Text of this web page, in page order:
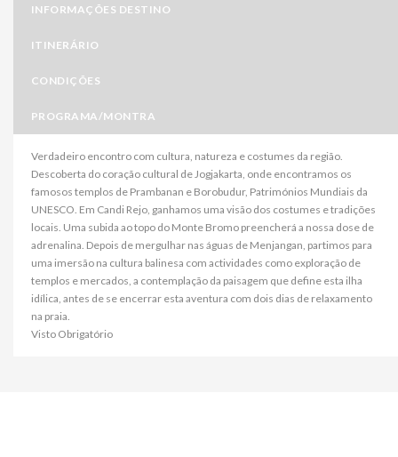
INFORMAÇÕES DESTINO
ITINERÁRIO
CONDIÇÕES
PROGRAMA/MONTRA
Verdadeiro encontro com cultura, natureza e costumes da região.
Descoberta do coração cultural de Jogjakarta, onde encontramos os
famosos templos de Prambanan e Borobudur, Patrimónios Mundiais da
UNESCO. Em Candi Rejo, ganhamos uma visão dos costumes e tradições
locais. Uma subida ao topo do Monte Bromo preencherá a nossa dose de
adrenalina. Depois de mergulhar nas águas de Menjangan, partimos para
uma imersão na cultura balinesa com actividades como exploração de
templos e mercados, a contemplação da paisagem que define esta ilha
idílica, antes de se encerrar esta aventura com dois dias de relaxamento
na praia.
Visto Obrigatório